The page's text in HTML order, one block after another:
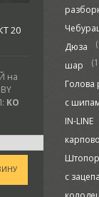
Дюза
шар
с
IN-LINE
Штопор
с
20
на
KO